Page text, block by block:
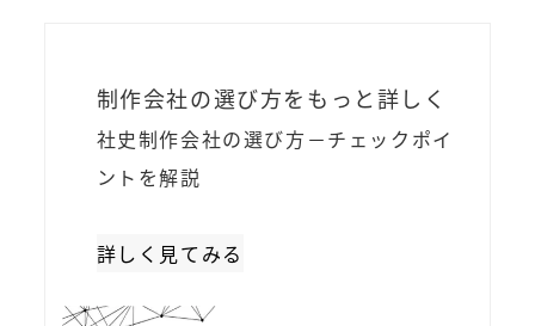
制作会社の選び方をもっと詳しく
社史制作会社の選び方－チェックポイ
ントを解説
詳しく見てみる